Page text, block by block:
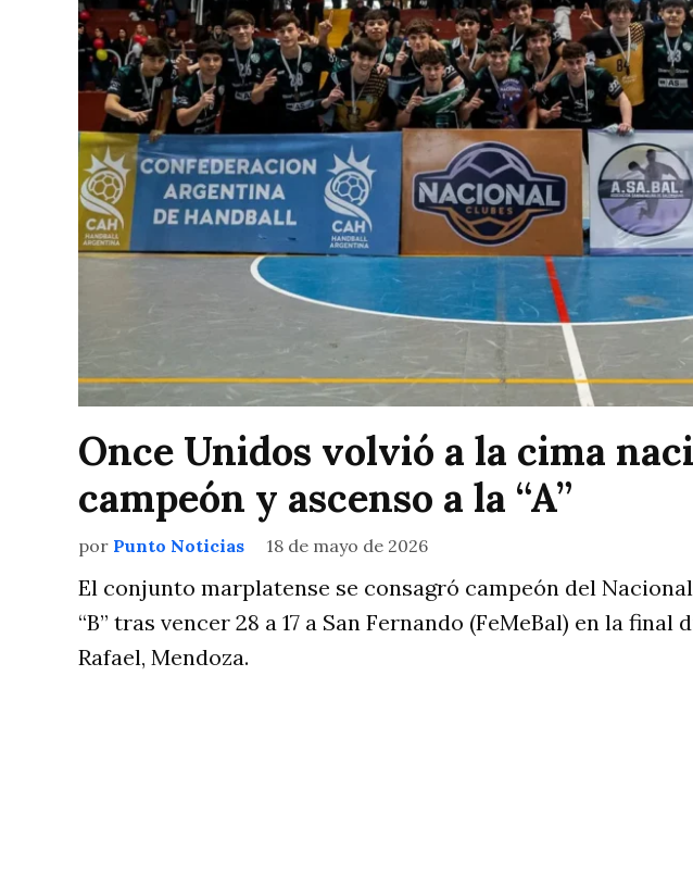
Once Unidos volvió a la cima
campeón y ascenso a la “A”
por Punto Noticias 18 de mayo de 2026
El conjunto marplatense se consagró campeón del
“B” tras vencer 28 a 17 a San Fernando (FeMeBal) en la final
Rafael, Mendoza.